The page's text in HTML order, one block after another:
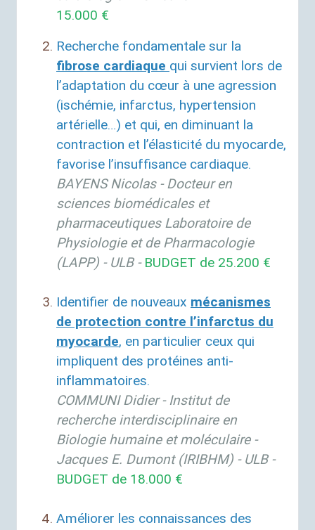
15.000 €
Recherche fondamentale sur la
fibrose cardiaque qui survient lors de
l’adaptation du cœur à une agression
(ischémie, infarctus, hypertension
artérielle…) et qui, en diminuant la
contraction et l’élasticité du myocarde,
favorise l’insuffisance cardiaque.
BAYENSNicolas - Docteur en
sciences biomédicales et
pharmaceutiques Laboratoire de
Physiologie et de Pharmacologie
(LAPP) - ULB- BUDGET de 25.200 €
Identifier de nouveaux mécanismes
de protection contre l’infarctus du
myocarde, en particulier ceux qui
impliquent des protéines anti-
inflammatoires.
COMMUNIDidier - Institut de
recherche interdisciplinaire en
Biologie humaine et moléculaire -
Jacques E. Dumont (IRIBHM) - ULB-
BUDGET de 18.000 €
Améliorer les connaissances des